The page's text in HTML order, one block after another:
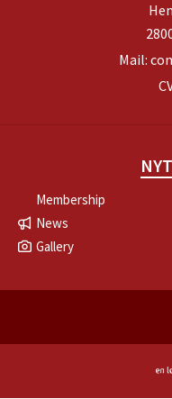
Mail:
Membership
News
Gallery